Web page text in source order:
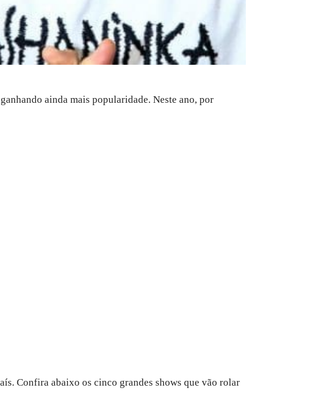
ainda mais popularidade. Neste ano, por
Confira abaixo os cinco grandes shows que vão rolar